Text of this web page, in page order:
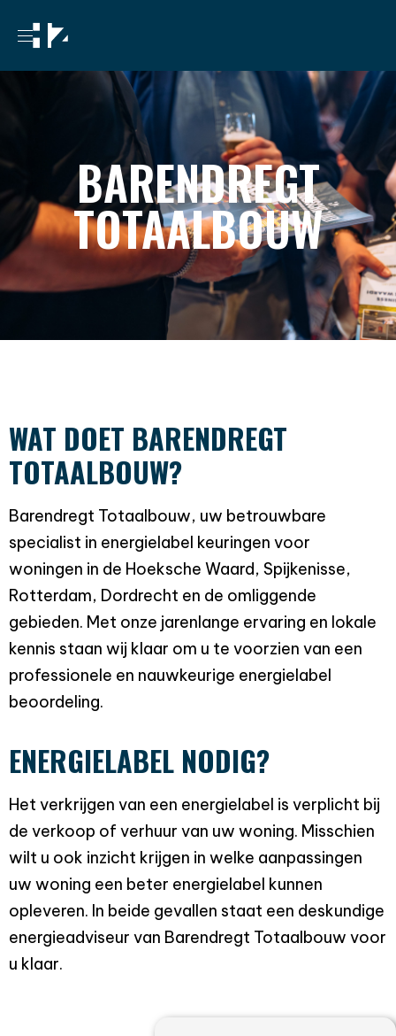
BARENDREGT
TOTAALBOUW
WAT DOET BARENDREGT
TOTAALBOUW?
Barendregt Totaalbouw, uw betrouwbare
specialist in energielabel keuringen voor
woningen in de Hoeksche Waard, Spijkenisse,
Rotterdam, Dordrecht en de omliggende
gebieden. Met onze jarenlange ervaring en lokale
kennis staan wij klaar om u te voorzien van een
professionele en nauwkeurige energielabel
beoordeling.
ENERGIELABEL NODIG?
Het verkrijgen van een energielabel is verplicht bij
de verkoop of verhuur van uw woning. Misschien
wilt u ook inzicht krijgen in welke aanpassingen
uw woning een beter energielabel kunnen
opleveren. In beide gevallen staat een deskundige
energieadviseur van Barendregt Totaalbouw voor
u klaar.